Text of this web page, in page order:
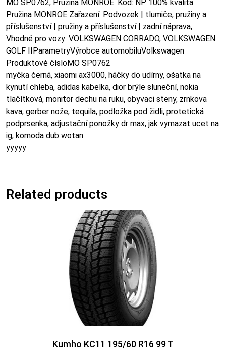
MO SP0762, Pružina MONROE. Kód: NP 100% kvalita
Pružina MONROE Zařazení: Podvozek | tlumiče, pružiny a
příslušenství | pružiny a příslušenství | zadní náprava,
Vhodné pro vozy: VOLKSWAGEN CORRADO, VOLKSWAGEN
GOLF IIParametryVýrobce automobiluVolkswagen
Produktové čísloMO SP0762
myčka černá, xiaomi ax3000, háčky do udírny, ošatka na
kynutí chleba, adidas kabelka, dior brýle sluneční, nokia
tlačítková, monitor dechu na ruku, obyvaci steny, zrnkova
kava, gerber nože, tequila, podložka pod židli, protetická
podprsenka, adjustační ponožky dr max, jak vymazat ucet na
ig, komoda dub wotan
yyyyy
Related products
Kumho KC11 195/60 R16 99 T